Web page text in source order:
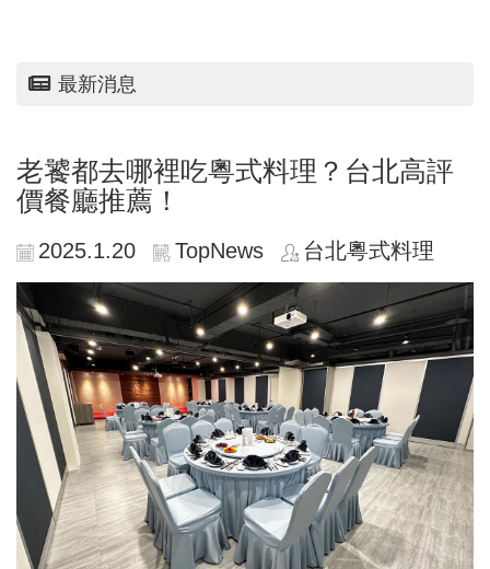
最新消息
老饕都去哪裡吃粵式料理？台北高評
價餐廳推薦！
2025.1.20 TopNews 台北粵式料理